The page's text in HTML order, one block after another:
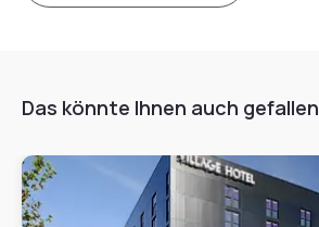
Das könnte Ihnen auch gefallen